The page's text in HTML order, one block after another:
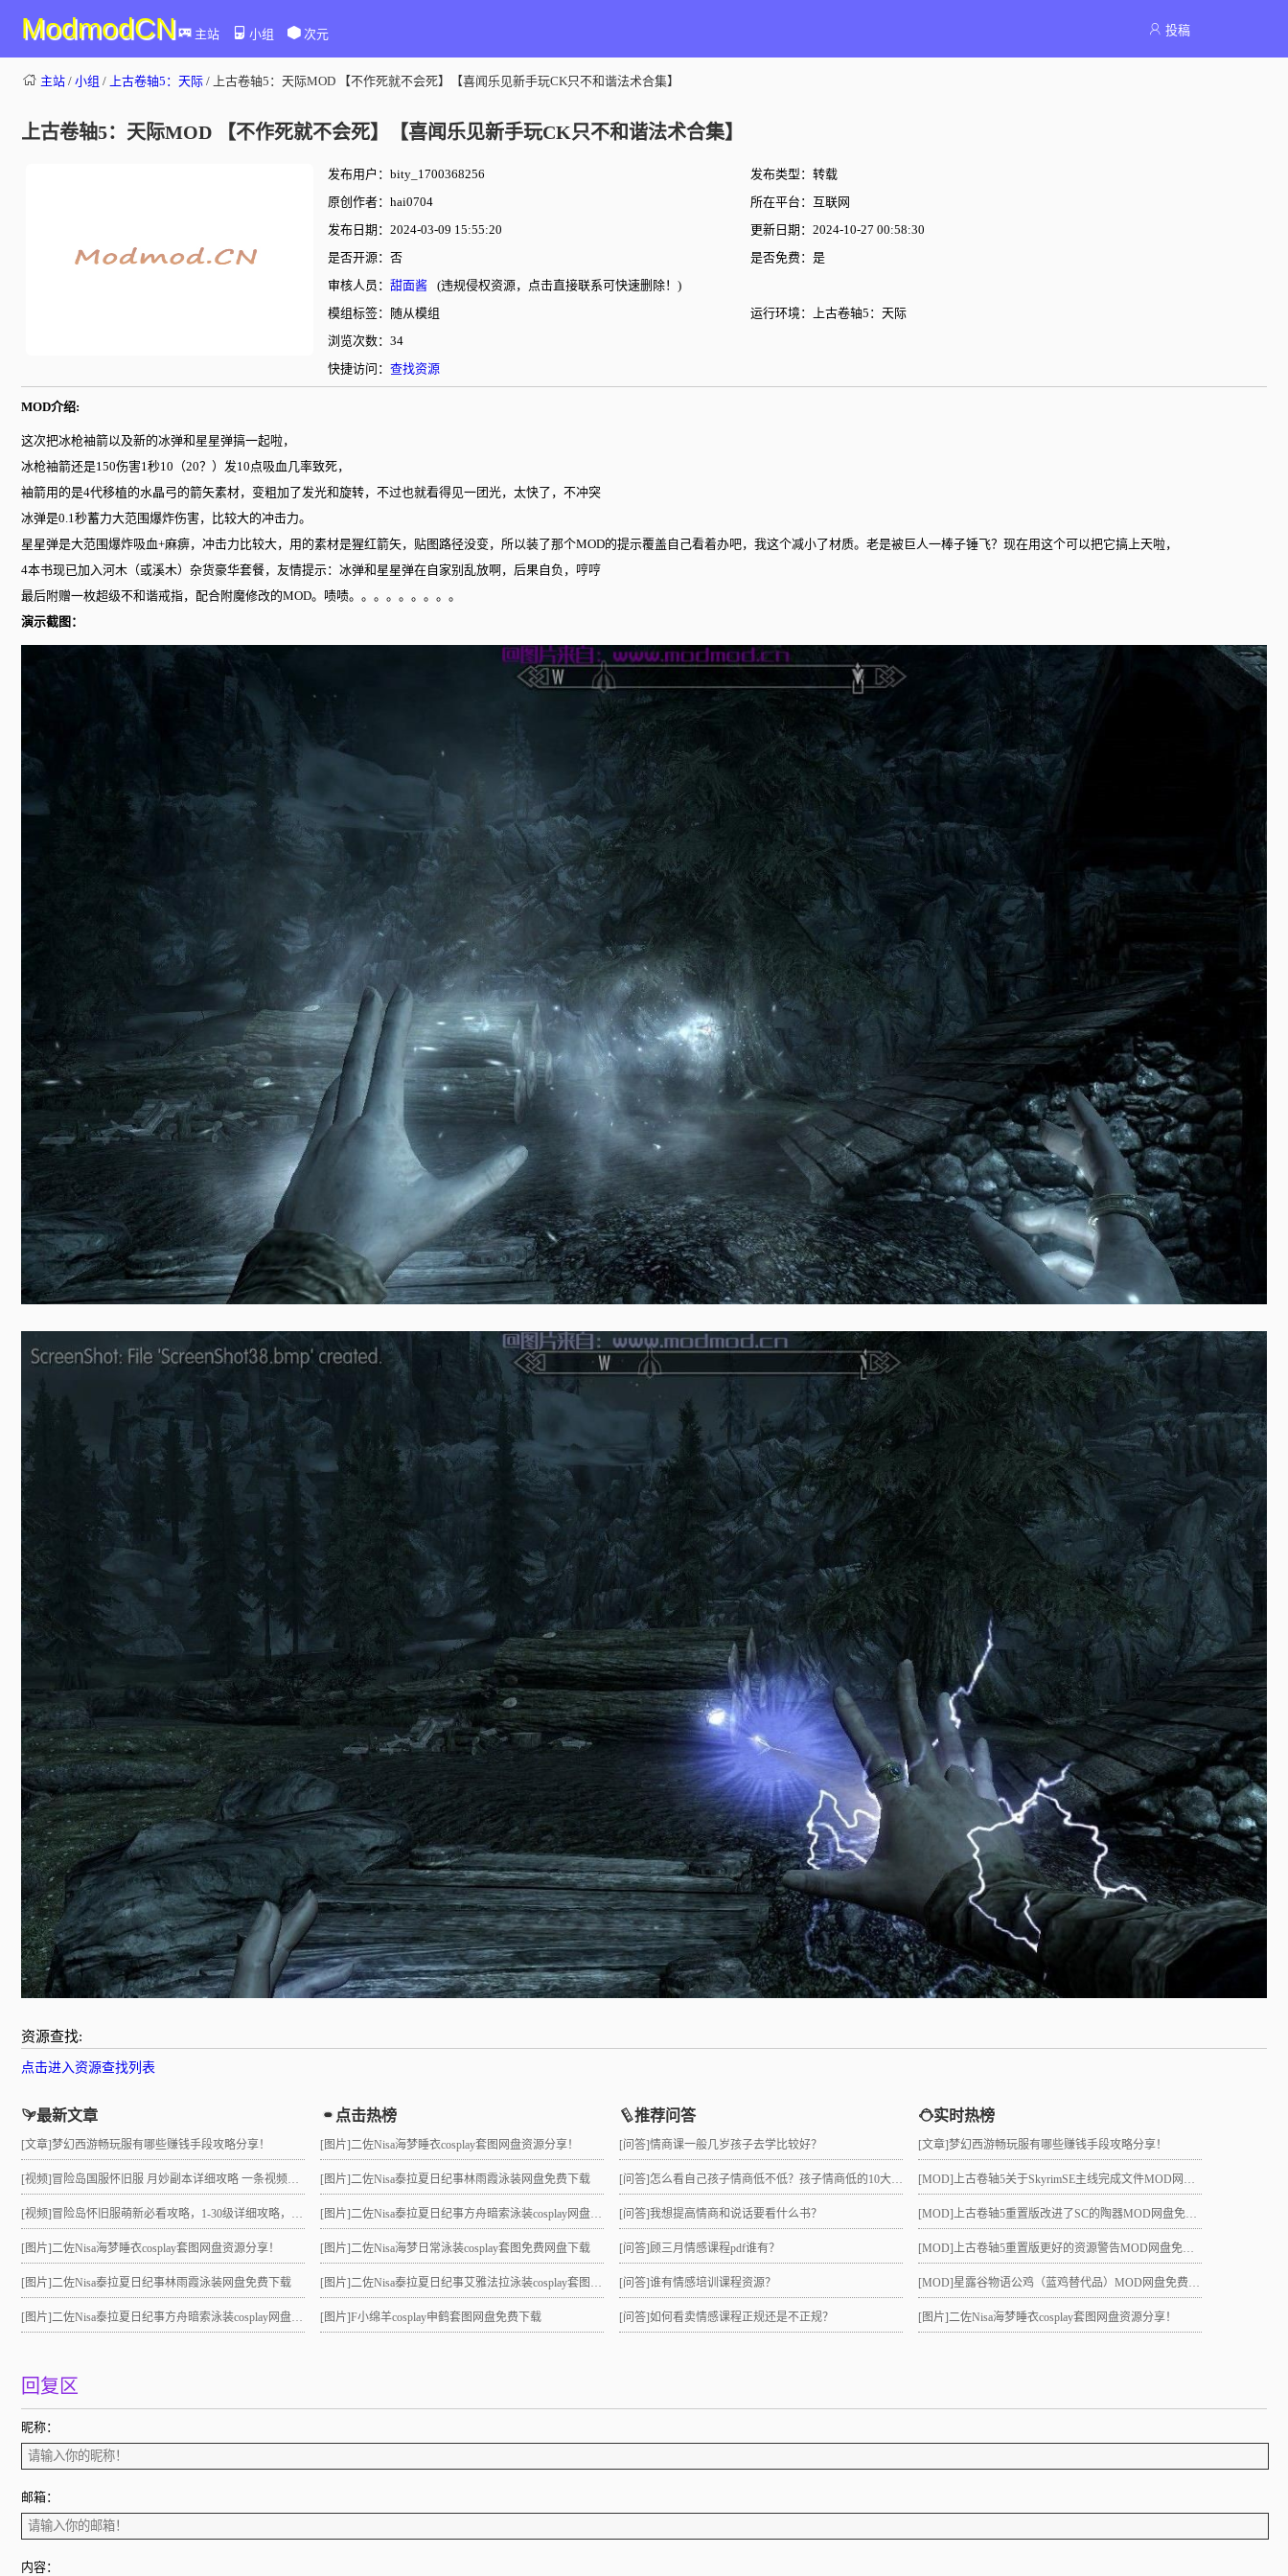
ModmodCN 主站 小组 次元 投稿
主站 / 小组 / 上古卷轴5：天际 / 上古卷轴5：天际MOD 【不作死就不会死】【喜闻乐见新手玩CK只不和谐法术合集】
上古卷轴5：天际MOD 【不作死就不会死】【喜闻乐见新手玩CK只不和谐法术合集】
发布用户：bity_1700368256
发布类型：转载
原创作者：hai0704
所在平台：互联网
发布日期：2024-03-09 15:55:20
更新日期：2024-10-27 00:58:30
是否开源：否
是否免费：是
审核人员： 甜面酱
(违规侵权资源，点击直接联系可快速删除！)
模组标签：随从模组
运行环境：上古卷轴5：天际
浏览次数：34
快捷访问： 查找资源
MOD介绍:
这次把冰枪袖箭以及新的冰弹和星星弹搞一起啦，
冰枪袖箭还是150伤害1秒10（20？）发10点吸血几率致死，
袖箭用的是4代移植的水晶弓的箭矢素材，变粗加了发光和旋转，不过也就看得见一团光，太快了，不冲突
冰弹是0.1秒蓄力大范围爆炸伤害，比较大的冲击力。
星星弹是大范围爆炸吸血+麻痹，冲击力比较大，用的素材是猩红箭矢，贴图路径没变，所以装了那个MOD的提示覆盖自己看着办吧，我这个减小了材质。老是被巨人一棒子锤飞？现在用这个可以把它搞上天啦，
4本书现已加入河木（或溪木）杂货豪华套餐，友情提示：冰弹和星星弹在自家别乱放啊，后果自负，哼哼
最后附赠一枚超级不和谐戒指，配合附魔修改的MOD。啧啧。。。。。。。。。
演示截图：
资源查找:
点击进入资源查找列表
最新文章
[文章]梦幻西游畅玩服有哪些赚钱手段攻略分享！
[视频]冒险岛国服怀旧服 月妙副本详细攻略 一条视频助力10级直升21 组队不求人
[视频]冒险岛怀旧服萌新必看攻略，1-30级详细攻略，3小时就能到21级！
[图片]二佐Nisa海梦睡衣cosplay套图网盘资源分享！
[图片]二佐Nisa泰拉夏日纪事林雨霞泳装网盘免费下载
[图片]二佐Nisa泰拉夏日纪事方舟暗索泳装cosplay网盘分享！
点击热榜
[图片]二佐Nisa海梦睡衣cosplay套图网盘资源分享！
[图片]二佐Nisa泰拉夏日纪事林雨霞泳装网盘免费下载
[图片]二佐Nisa泰拉夏日纪事方舟暗索泳装cosplay网盘分享！
[图片]二佐Nisa海梦日常泳装cosplay套图免费网盘下载
[图片]二佐Nisa泰拉夏日纪事艾雅法拉泳装cosplay套图网盘免费下载
[图片]F小绵羊cosplay申鹤套图网盘免费下载
推荐问答
[问答]情商课一般几岁孩子去学比较好？
[问答]怎么看自己孩子情商低不低？孩子情商低的10大特征是真的吗？
[问答]我想提高情商和说话要看什么书？
[问答] 顾三月情感课程pdf谁有？
[问答]谁有情感培训课程资源？
[问答]如何看卖情感课程正规还是不正规？
实时热榜
[文章]梦幻西游畅玩服有哪些赚钱手段攻略分享！
[MOD] 上古卷轴5关于SkyrimSE主线完成文件MOD网盘免费下载
[MOD] 上古卷轴5重置版改进了SC的陶器MOD网盘免费下载
[MOD] 上古卷轴5重置版更好的资源警告MOD网盘免费下载
[MOD]星露谷物语公鸡（蓝鸡替代品）MOD网盘免费下载
[图片]二佐Nisa海梦睡衣cosplay套图网盘资源分享！
回复区
昵称：
邮箱：
内容：